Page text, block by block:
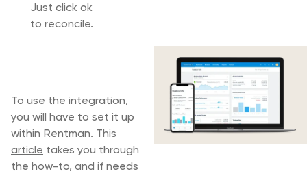
Just click ok
to reconcile.
To use the integration,
you will have to set it up
within Rentman. This
article takes you through
the how-to, and if needs